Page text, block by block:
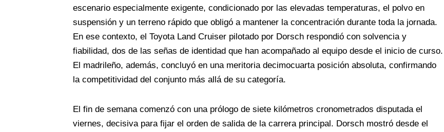
escenario especialmente exigente, condicionado por las elevadas temperaturas, el polvo en
suspensión y un terreno rápido que obligó a mantener la concentración durante toda la jornada.
En ese contexto, el Toyota Land Cruiser pilotado por Dorsch respondió con solvencia y
fiabilidad, dos de las señas de identidad que han acompañado al equipo desde el inicio de curso.
El madrileño, además, concluyó en una meritoria decimocuarta posición absoluta, confirmando
la competitividad del conjunto más allá de su categoría.
El fin de semana comenzó con una prólogo de siete kilómetros cronometrados disputada el
viernes, decisiva para fijar el orden de salida de la carrera principal. Dorsch mostró desde el